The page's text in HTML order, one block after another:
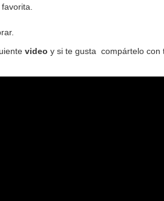
video y si te gusta compártelo con